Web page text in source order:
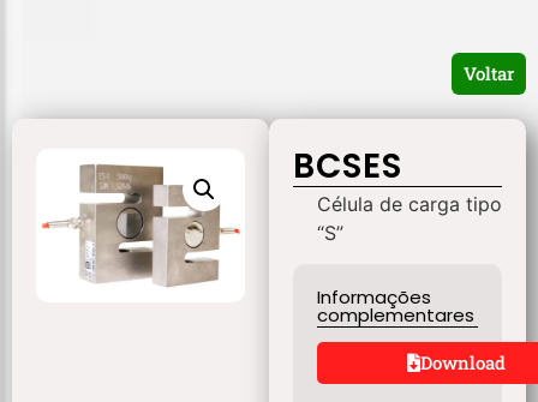
Voltar
BCSES
Célula de carga tipo
“S”
Informações
complementares
Download